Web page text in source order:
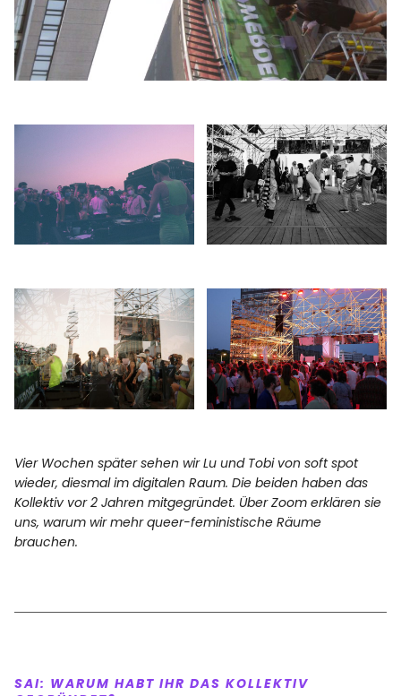
Vier Wochen später sehen wir Lu und Tobi von soft spot
wieder, diesmal im digitalen Raum. Die beiden haben das
Kollektiv vor 2 Jahren mitgegründet. Über Zoom erklären sie
uns, warum wir mehr queer-feministische Räume
brauchen.
SAI: WARUM HABT IHR DAS KOLLEKTIV